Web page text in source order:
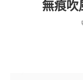
無痕吹